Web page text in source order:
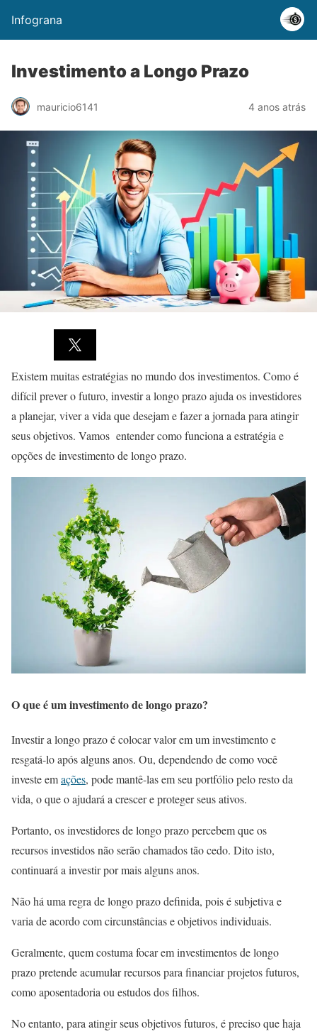
Infograna
Investimento a Longo Prazo
mauricio6141 4 anos atrás
Existem muitas estratégias no mundo dos investimentos. Como é
difícil prever o futuro, investir a longo prazo ajuda os investidores
a planejar, viver a vida que desejam e fazer a jornada para atingir
seus objetivos. Vamos entender como funciona a estratégia e
opções de investimento de longo prazo.
O que é um investimento de longo prazo?
Investir a longo prazo é colocar valor em um investimento e
resgatá-lo após alguns anos. Ou, dependendo de como você
investe emações, pode mantê-las em seu portfólio pelo resto da
vida, o que o ajudará a crescer e proteger seus ativos.
Portanto, os investidores de longo prazo percebem que os
recursos investidos não serão chamados tão cedo. Dito isto,
continuará a investir por mais alguns anos.
Não há uma regra de longo prazo definida, pois é subjetiva e
varia de acordo com circunstâncias e objetivos individuais.
Geralmente, quem costuma focar em investimentos de longo
prazo pretende acumular recursos para financiar projetos futuros,
como aposentadoria ou estudos dos filhos.
No entanto, para atingir seus objetivos futuros, é preciso que haja